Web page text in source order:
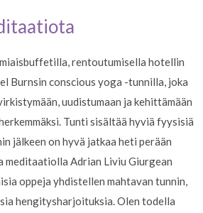
rentoutumisella hotellin
Burnsin conscious yoga -tunnilla, joka
uudistumaan ja kehittämään
Tunti sisältää hyviä fyysisiä
jälkeen on hyvä jatkaa heti perään
meditaatiolla Adrian Liviu Giurgean
oppeja yhdistellen mahtavan tunnin,
hengitysharjoituksia. Olen todella